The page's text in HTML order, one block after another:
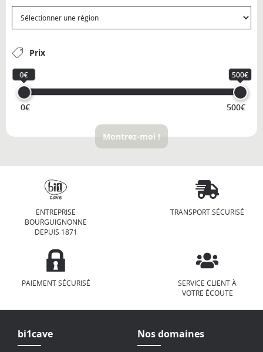
Prix
0€ 500€
0€ 500€
Montrez-moi !
ENTREPRISE
BOURGUIGNONNE
DEPUIS 1871
TRANSPORT SÉCURISÉ
PAIEMENT SÉCURISÉ
SERVICE CLIENT À
VOTRE ÉCOUTE
bi1cave Nos domaines